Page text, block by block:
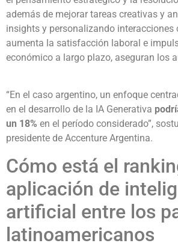
además de mejorar tareas creativas y
insights y personalizando interacciones
aumenta la satisfacción laboral e
económico a largo plazo, aseguran los
“En el caso argentino, un enfoque
en el desarrollo de la IA Generativa
un 18% en el período considerado”,
presidente de Accenture Argentina.
Cómo está el
aplicación de
artificial entre los
latinoamericanos